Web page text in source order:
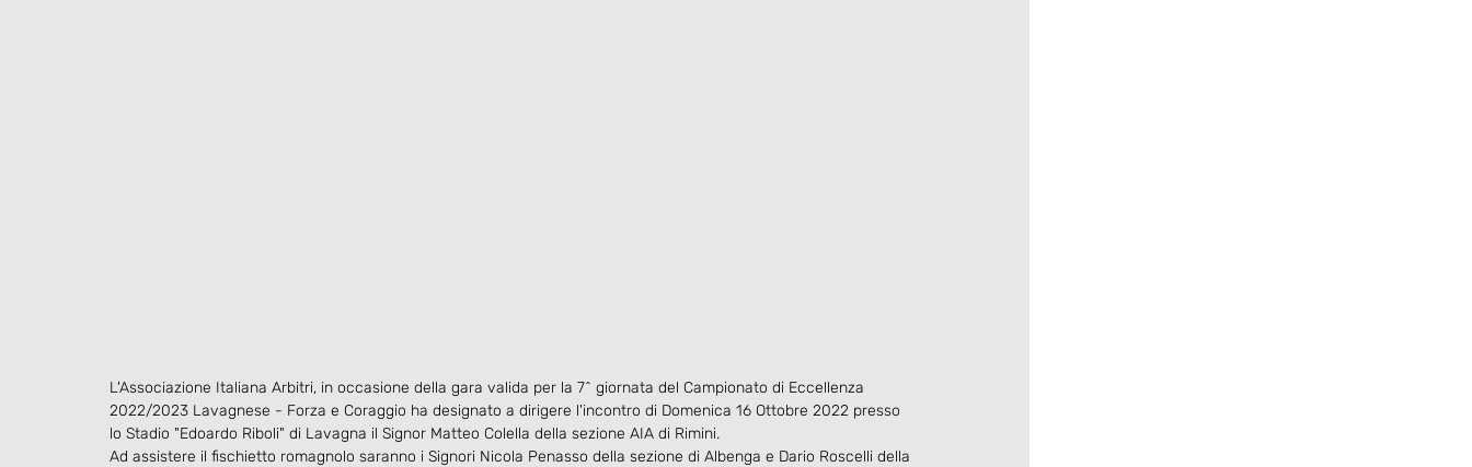
L'Associazione Italiana Arbitri, in occasione della gara valida per la 7^ giornata del Campionato di Eccellenza
2022/2023 Lavagnese - Forza e Coraggio ha designato a dirigere l'incontro di Domenica 16 Ottobre 2022 presso
lo Stadio "Edoardo Riboli" di Lavagna il Signor Matteo Colella della sezione AIA di Rimini.
Ad assistere il fischietto romagnolo saranno i Signori Nicola Penasso della sezione di Albenga e Dario Roscelli della